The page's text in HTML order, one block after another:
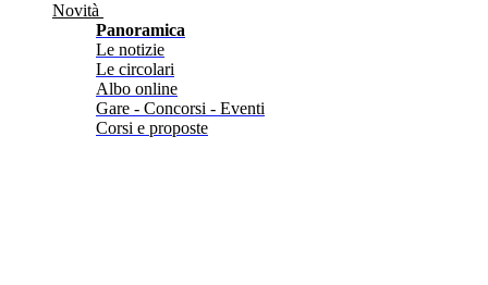
Novità
Panoramica
Le notizie
Le circolari
Albo online
Gare - Concorsi - Eventi
Corsi e proposte